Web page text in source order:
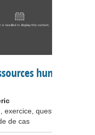
humaines :
questionnaire,
de cas